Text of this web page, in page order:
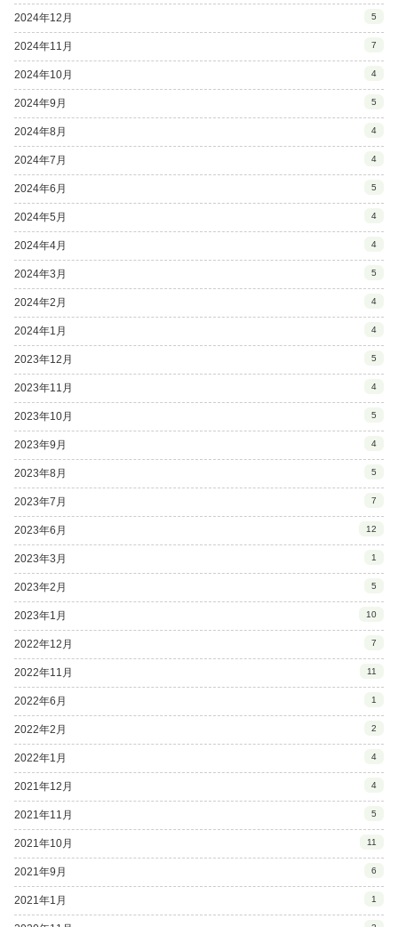
2024年12月 5
2024年11月 7
2024年10月 4
2024年9月 5
2024年8月 4
2024年7月 4
2024年6月 5
2024年5月 4
2024年4月 4
2024年3月 5
2024年2月 4
2024年1月 4
2023年12月 5
2023年11月 4
2023年10月 5
2023年9月 4
2023年8月 5
2023年7月 7
2023年6月 12
2023年3月 1
2023年2月 5
2023年1月 10
2022年12月 7
2022年11月 11
2022年6月 1
2022年2月 2
2022年1月 4
2021年12月 4
2021年11月 5
2021年10月 11
2021年9月 6
2021年1月 1